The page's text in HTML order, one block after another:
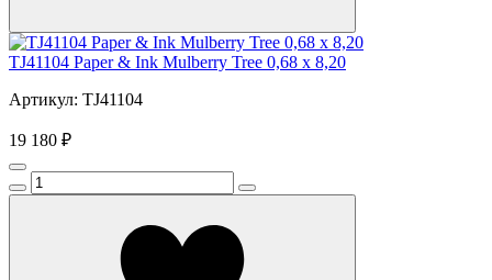
TJ41104 Paper & Ink Mulberry Tree 0,68 x 8,20
Артикул: TJ41104
19 180 ₽